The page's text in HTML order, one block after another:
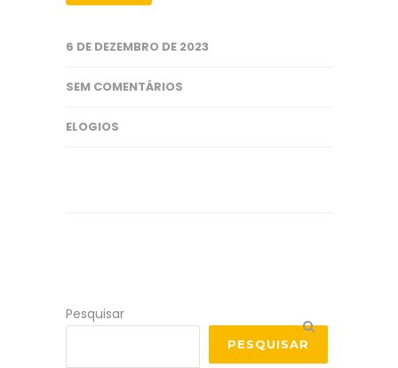
6 DE DEZEMBRO DE 2023
SEM COMENTÁRIOS
ELOGIOS
Pesquisar
PESQUISAR